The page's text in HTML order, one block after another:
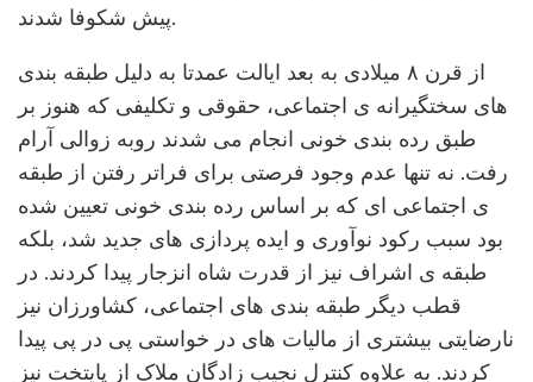
پیش شکوفا شدند.
از قرن ۸ میلادی به بعد ایالت عمدتا به دلیل طبقه بندی
های سختگیرانه ی اجتماعی، حقوقی و تکلیفی که هنوز بر
طبق رده بندی خونی انجام می شدند روبه زوالی آرام
رفت. نه تنها عدم وجود فرصتی برای فراتر رفتن از طبقه
ی اجتماعی ای که بر اساس رده بندی خونی تعیین شده
بود سبب رکود نوآوری و ایده پردازی های جدید شد، بلکه
طبقه ی اشراف نیز از قدرت شاه انزجار پیدا کردند. در
قطب دیگر طبقه بندی های اجتماعی، کشاورزان نیز
نارضایتی بیشتری از مالیات های در خواستی پی در پی پیدا
کردند. به علاوه کنترل نجیب زادگان ملاک از پایتخت نیز